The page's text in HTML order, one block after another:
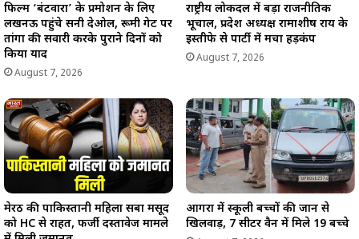
फिल्म ‘बंटवारा’ के प्रमोशन के लिए
लखनऊ पहुंचे सनी देओल, रूमी गेट पर
तांगा की सवारी करके पुराने दिनों को
किया याद
August 7, 2026
राष्ट्रीय लोकदल में बड़ा राजनीतिक
भूचाल, प्रदेश अध्यक्ष रामाशीष राय के
इस्तीफे से पार्टी में मचा हड़कंप
August 7, 2026
मेरठ की पाकिस्तानी महिला सबा मसूद
को HC से राहत, फर्जी दस्तावेज मामले
आगरा में स्कूली बच्चों की जान से
खिलवाड़, 7 सीटर वैन में मिले 19 बच्चे